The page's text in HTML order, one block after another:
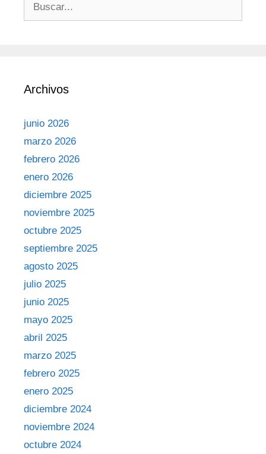
Archivos
junio 2026
marzo 2026
febrero 2026
enero 2026
diciembre 2025
noviembre 2025
octubre 2025
septiembre 2025
agosto 2025
julio 2025
junio 2025
mayo 2025
abril 2025
marzo 2025
febrero 2025
enero 2025
diciembre 2024
noviembre 2024
octubre 2024